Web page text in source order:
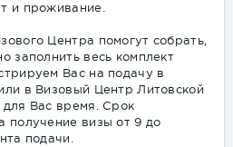
и проживание.
Центра помогут собрать,
заполнить весь комплект
Вас на подачу в
в Визовый Центр Литовской
для Вас время. Срок
получение визы от 9 до
подачи.